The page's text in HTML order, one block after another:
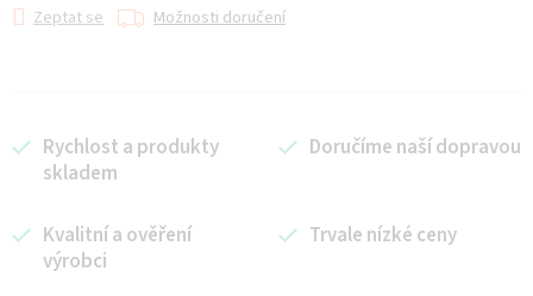
Zeptat se Možnosti doručení
Rychlost a produkty
skladem
Doručíme naší dopravou
Kvalitní a ověření
výrobci
Trvale nízké ceny